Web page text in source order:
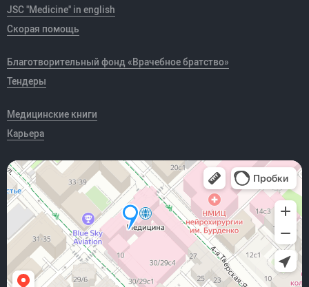
JSC "Medicine" in english
Скорая помощь
Благотворительный фонд «Врачебное братство»
Тендеры
Медицинские книги
Карьера